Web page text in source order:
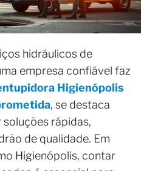
hidráulicos de
empresa confiável faz
Higienópolis
, se destaca
rápidas,
de qualidade. Em
Higienópolis, contar